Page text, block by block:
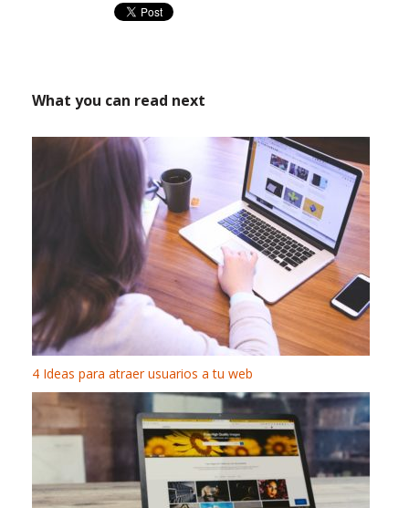
What you can read next
4 Ideas para atraer usuarios a tu web